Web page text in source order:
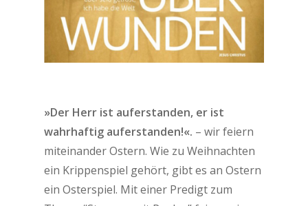
»Der Herr ist auferstanden, er ist
wahrhaftig auferstanden!«. – wir feiern
miteinander Ostern. Wie zu Weihnachten
ein Krippenspiel gehört, gibt es an Ostern
ein Osterspiel. Mit einer Predigt zum